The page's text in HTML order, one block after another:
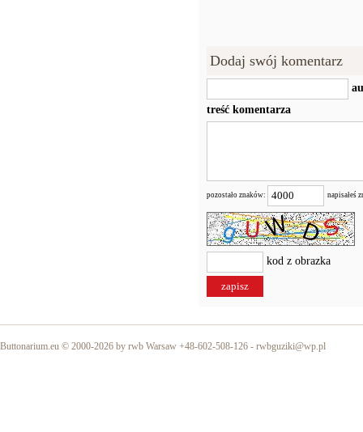
Dodaj swój komentarz
treść komentarza
pozostało znaków: napisałeś
kod z obrazka
Buttonarium.eu © 2000-2026 by rwb Warsaw +48-602-508-126 - rwbguziki@wp.pl